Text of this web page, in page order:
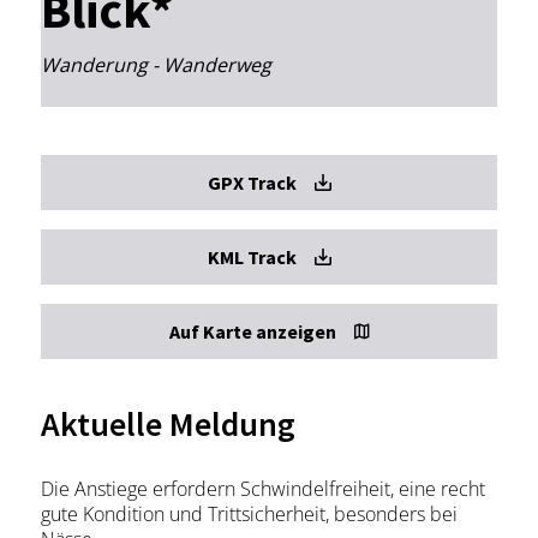
Wanderung - Wanderweg
GPX Track
KML Track
Auf Karte anzeigen
Aktuelle Meldung
Die Anstiege erfordern Schwindelfreiheit, eine recht
gute Kondition und Trittsicherheit, besonders bei